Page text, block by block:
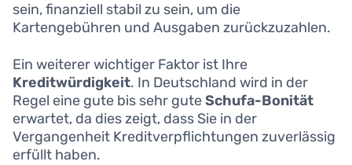
sein, finanziell stabil zu sein, um die
Kartengebühren und Ausgaben zurückzuzahlen.
Ein weiterer wichtiger Faktor ist Ihre
Kreditwürdigkeit. In Deutschland wird in der
Regel eine gute bis sehr guteSchufa-Bonität
erwartet, da dies zeigt, dass Sie in der
Vergangenheit Kreditverpflichtungen zuverlässig
erfüllt haben.